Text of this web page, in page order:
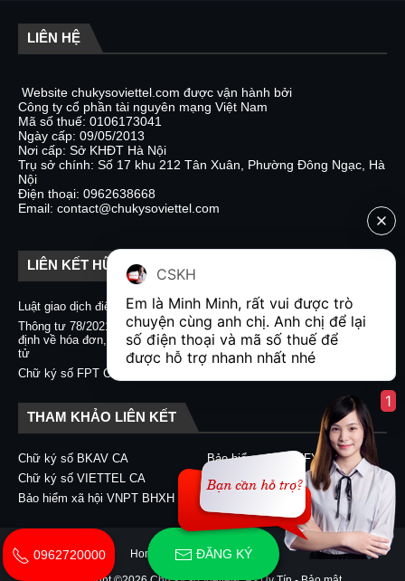
LIÊN HỆ
Website chukysoviettel.com được vận hành bởi
Công ty cổ phần tài nguyên mạng Việt Nam
Mã số thuế: 0106173041
Ngày cấp: 09/05/2013
Nơi cấp: Sở KHĐT Hà Nội
Trụ sở chính: Số 17 khu 212 Tân Xuân, Phường Đông Ngạc, Hà
Nội
Điện thoại: 0962638668
Email: contact@chukysoviettel.com
LIÊN KẾT HỮU ÍCH
Luật giao dịch điện tử
Nghị định 130/2018/NĐ-CP
Thông tư 78/2021/TT-BTC quy
định về hóa đơn, chứng từ điện
tử
Chữ ký số CA2 - Nacencomm
Chữ ký số VNPT CA
Chữ ký số BKAV CA
Chữ ký số FPT CA
THAM KHẢO LIÊN KẾT
Chữ ký số BKAV CA
Bảo hiểm xã hội EFY-eBHXH
Chữ ký số VIETTEL CA
Chữ ký số CA2 - Nacencomm
Bảo hiểm xã hội VNPT BHXH
Chữ ký số VNPT CA
Home About Contact Us
0962720000 ĐĂNG KÝ
CSKH
Em là Minh Minh, rất vui được trò
chuyện cùng anh chị. Anh chị để lại
số điện thoại và mã số thuế để
được hỗ trợ nhanh nhất nhé
1